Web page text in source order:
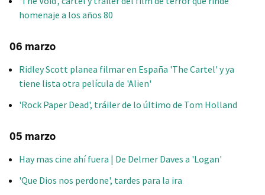
homenaje a los años 80
06 marzo
Ridley Scott planea filmar en España 'The Cartel' y ya
tiene lista otra película de 'Alien'
'Rock Paper Dead', tráiler de lo último de Tom Holland
05 marzo
Hay mas cine ahí fuera | De Delmer Daves a 'Logan'
'Que Dios nos perdone', tardes para la ira